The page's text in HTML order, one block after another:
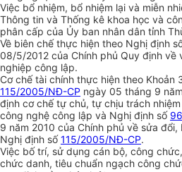
Việc bổ nhiệm, bổ nhiệm lại và miễn
Thông tin và Thống kê khoa học và
phân cấp của Ủy ban nhân dân tỉnh
Về biên chế thực hiện theo Nghị định
08/5/2012 của Chính phủ Quy định về
nghiệp công lập.
Cơ chế tài chính thực hiện theo Khoản
115/2005/NĐ-CP ngày 05 tháng 9
định cơ chế tự chủ, tự chịu trách
công nghệ công lập và Nghị định số
9 năm 2010 của Chính phủ về sửa
Nghị định số115/2005/NĐ-CP.
Việc bố trí, sử dụng cán bộ, công
chức danh, tiêu chuẩn ngạch công